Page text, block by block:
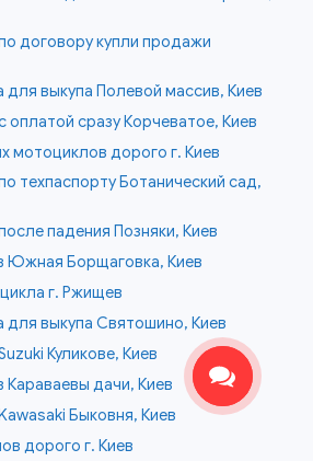
договору купли продажи
для выкупа Полевой массив, Киев
оплатой сразу Корчеватое, Киев
мотоциклов дорого г. Киев
техпаспорту Ботанический сад,
падения Позняки, Киев
Южная Борщаговка, Киев
г. Ржищев
для выкупа Святошино, Киев
Куликове, Киев
Караваевы дачи, Киев
Быковня, Киев
дорого г. Киев